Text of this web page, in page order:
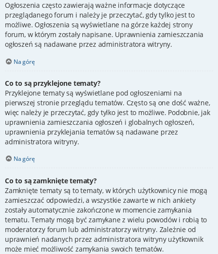
Ogłoszenia często zawierają ważne informacje dotyczące
przeglądanego forum i należy je przeczytać, gdy tylko jest to
możliwe. Ogłoszenia są wyświetlane na górze każdej strony
forum, w którym zostały napisane. Uprawnienia zamieszczania
ogłoszeń są nadawane przez administratora witryny.
Na górę
Co to są przyklejone tematy?
Przyklejone tematy są wyświetlane pod ogłoszeniami na
pierwszej stronie przeglądu tematów. Często są one dość ważne,
więc należy je przeczytać, gdy tylko jest to możliwe. Podobnie, jak
uprawnienia zamieszczania ogłoszeń i globalnych ogłoszeń,
uprawnienia przyklejania tematów są nadawane przez
administratora witryny.
Na górę
Co to są zamknięte tematy?
Zamknięte tematy są to tematy, w których użytkownicy nie mogą
zamieszczać odpowiedzi, a wszystkie zawarte w nich ankiety
zostały automatycznie zakończone w momencie zamykania
tematu. Tematy mogą być zamykane z wielu powodów i robią to
moderatorzy forum lub administratorzy witryny. Zależnie od
uprawnień nadanych przez administratora witryny użytkownik
może mieć możliwość zamykania swoich tematów.